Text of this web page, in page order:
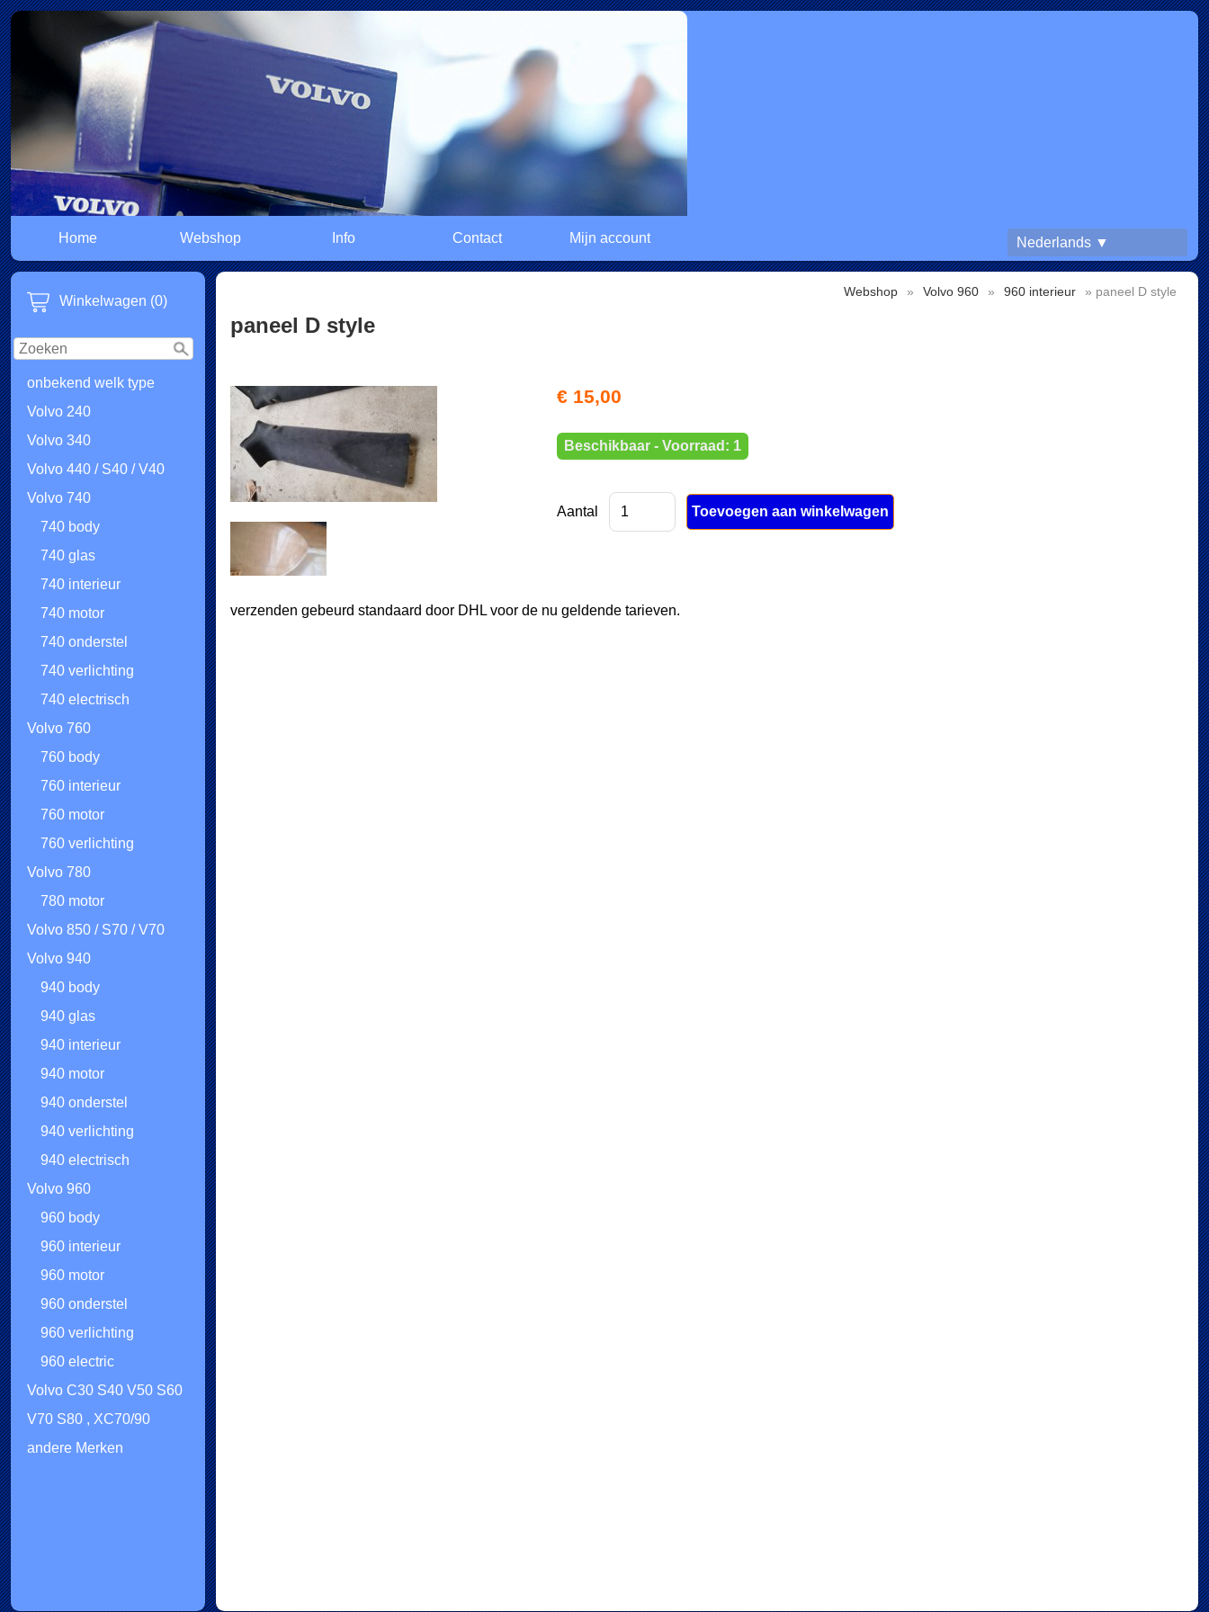
Nederlands ▼
Home Webshop Info Contact Mijn account
Winkelwagen (0)
onbekend welk type
Volvo 240
Volvo 340
Volvo 440 / S40 / V40
Volvo 740
740 body
740 glas
740 interieur
740 motor
740 onderstel
740 verlichting
740 electrisch
Volvo 760
760 body
760 interieur
760 motor
760 verlichting
Volvo 780
780 motor
Volvo 850 / S70 / V70
Volvo 940
940 body
940 glas
940 interieur
940 motor
940 onderstel
940 verlichting
940 electrisch
Volvo 960
960 body
960 interieur
960 motor
960 onderstel
960 verlichting
960 electric
Volvo C30 S40 V50 S60
V70 S80 , XC70/90
andere Merken
Webshop » Volvo 960 » 960 interieur » paneel D style
paneel D style
€ 15,00
Beschikbaar - Voorraad: 1
Aantal
verzenden gebeurd standaard door DHL voor de nu geldende tarieven.